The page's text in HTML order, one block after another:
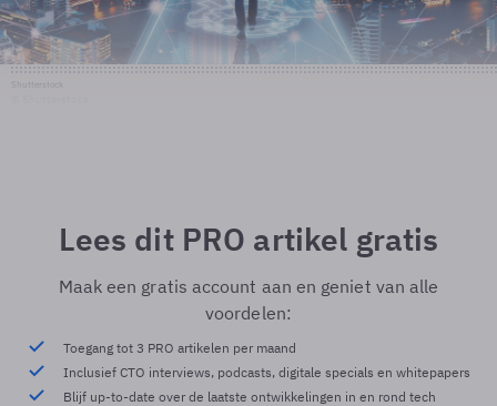
Lees dit PRO artikel gratis
Maak een gratis account aan en geniet van alle
voordelen:
Toegang tot 3 PRO artikelen per maand
Inclusief CTO interviews, podcasts, digitale specials en whitepapers
Blijf up-to-date over de laatste ontwikkelingen in en rond tech